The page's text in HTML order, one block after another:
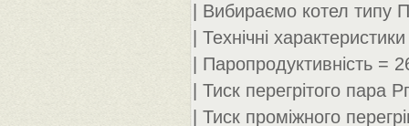
| Вибираємо котел
| Технічні
| Паропродуктивність =
| Тиск перегрітого пара
| Тиск проміжного